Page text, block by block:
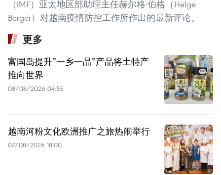
（IMF）亚太地区部助理主任赫尔格·伯格（Helge
Berger）对越南疫情防控工作所作出的最新评论。
更多
富国岛提升”一乡一品”产品将土特产
推向世界
08/08/2026 04:55
越南河粉文化欧洲推广之旅热闹举行
07/08/2026 18:00